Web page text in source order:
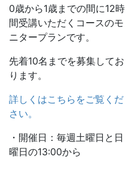
0歳から1歳までの間に12時
間受講いただくコースのモ
ニタープランです。
先着10名までを募集してお
ります。
詳しくはこちらをご覧くだ
さい。
・開催日：毎週土曜日と日
曜日の13:00から